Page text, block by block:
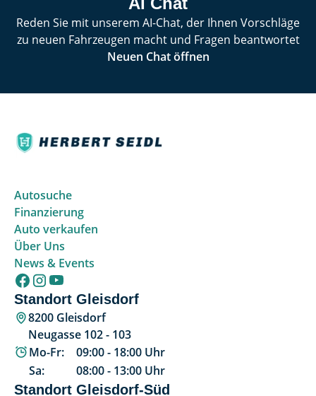
Reden Sie mit unserem AI-Chat, der Ihnen Vorschläge
zu neuen Fahrzeugen macht und Fragen beantwortet
Neuen Chat öffnen
Autosuche
Finanzierung
Auto verkaufen
Über Uns
News & Events
Standort Gleisdorf
8200 Gleisdorf
Neugasse 102 - 103
Mo-Fr:
09:00- 18:00 Uhr
Sa:
08:00- 13:00 Uhr
Standort Gleisdorf-Süd